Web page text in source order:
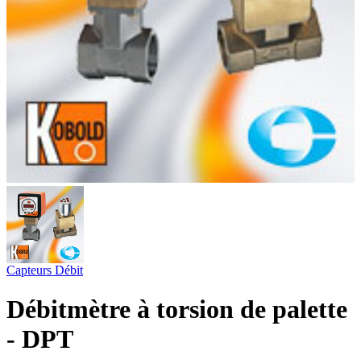
Capteurs Débit
Débitmètre à torsion de palette
- DPT